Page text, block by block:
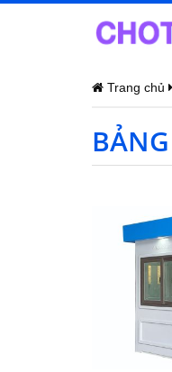
Trang chủ